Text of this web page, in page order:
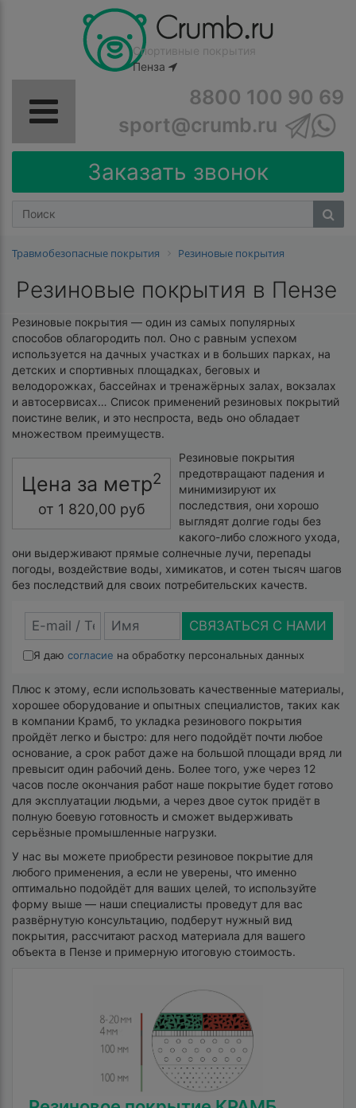
Спортивные покрытия
Пенза
8800 100 90 69
sport@crumb.ru
Заказать звонок
Травмобезопасные покрытия Резиновые покрытия
Резиновые покрытия в Пензе
Резиновые покрытия — один из самых популярных
способов облагородить пол. Оно с равным успехом
используется на дачных участках и в больших парках, на
детских и спортивных площадках, беговых и
велодорожках, бассейнах и тренажёрных залах, вокзалах
и автосервисах… Список применений резиновых покрытий
поистине велик, и это неспроста, ведь оно обладает
множеством преимуществ.
Цена за метр2
от 1 820,00 руб
Резиновые покрытия
предотвращают падения и
минимизируют их
последствия, они хорошо
выглядят долгие годы без
какого-либо сложного ухода,
они выдерживают прямые солнечные лучи, перепады
погоды, воздействие воды, химикатов, и сотен тысяч шагов
без последствий для своих потребительских качеств.
СВЯЗАТЬСЯ С НАМИ
Я даю согласие на обработку персональных данных
Плюс к этому, если использовать качественные материалы,
хорошее оборудование и опытных специалистов, таких как
в компании Крамб, то укладка резинового покрытия
пройдёт легко и быстро: для него подойдёт почти любое
основание, а срок работ даже на большой площади вряд ли
превысит один рабочий день. Более того, уже через 12
часов после окончания работ наше покрытие будет готово
для эксплуатации людьми, а через двое суток придёт в
полную боевую готовность и сможет выдерживать
серьёзные промышленные нагрузки.
У нас вы можете приобрести резиновое покрытие для
любого применения, а если не уверены, что именно
оптимально подойдёт для ваших целей, то используйте
форму выше — наши специалисты проведут для вас
развёрнутую консультацию, подберут нужный вид
покрытия, рассчитают расход материала для вашего
объекта в Пензе и примерную итоговую стоимость.